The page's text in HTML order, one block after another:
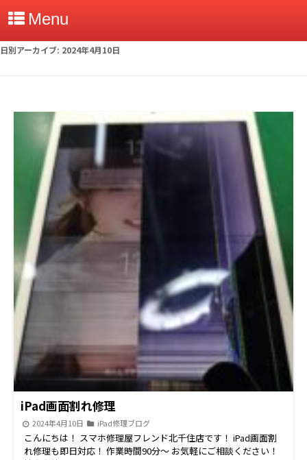
Menu
日別アーカイブ: 2024年4月10日
iPad画面割れ修理
2024年4月10日 iPad修理ブログ
こんにちは！ スマホ修理屋フレンド北千住店です！ iPad画面割
れ修理も即日対応！ 作業時間90分～ お気軽にご相談ください！